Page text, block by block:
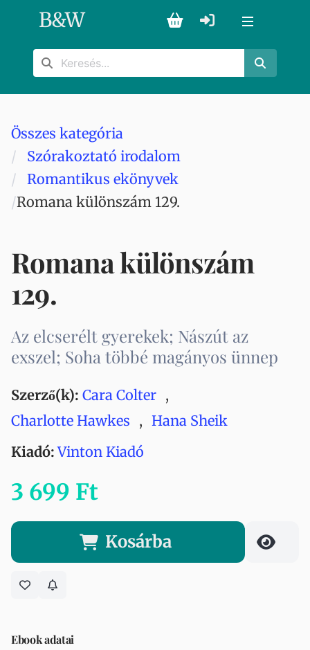
B&W
Összes kategória
Szórakoztató irodalom
Romantikus ekönyvek
Romana különszám 129.
Romana különszám
129.
Az elcserélt gyerekek; Nászút az
exszel; Soha többé magányos ünnep
Szerző(k): Cara Colter ,
Charlotte Hawkes , Hana Sheik
Kiadó: Vinton Kiadó
3 699 Ft
Kosárba
Ebook adatai